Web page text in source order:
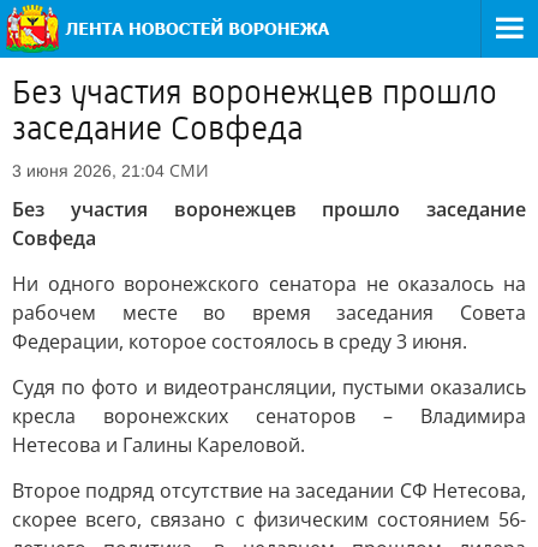
Без участия воронежцев прошло
заседание Совфеда
3 июня 2026, 21:04 СМИ
Без участия воронежцев прошло заседание
Совфеда
Ни одного воронежского сенатора не оказалось на
рабочем месте во время заседания Совета
Федерации, которое состоялось в среду 3 июня.
Судя по фото и видеотрансляции, пустыми оказались
кресла воронежских сенаторов – Владимира
Нетесова и Галины Кареловой.
Второе подряд отсутствие на заседании СФ Нетесова,
скорее всего, связано с физическим состоянием 56-